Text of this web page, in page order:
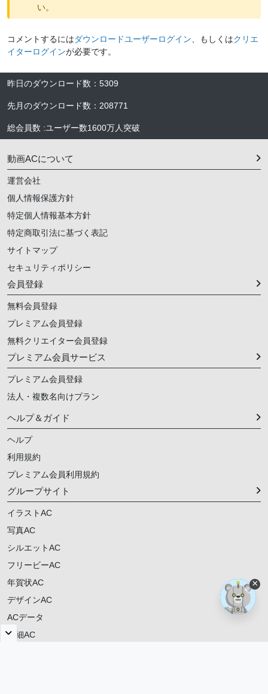
い。
コメントするにはダウンロードユーザーログイン 、もしくはクリエ
イターログインが必要です。
昨日のダウンロード数 ： 5309
先月のダウンロード数 ： 208771
総会員数 :ユーザー数1600万人 突破
動画ACについて
運営会社
個人情報保護方針
特定個人情報基本方針
特定商取引法に基づく表記
サイトマップ
セキュリティポリシー
会員登録
無料会員登録
プレミアム会員登録
無料クリエイター会員登録
プレミアム会員サービス
プレミアム会員登録
法人・複数名向けプラン
ヘルプ＆ガイド
ヘルプ
利用規約
プレミアム会員利用規約
グループサイト
イラストAC
写真AC
シルエットAC
フリービーAC
年賀状AC
デザインAC
ACデータ
明細AC
×